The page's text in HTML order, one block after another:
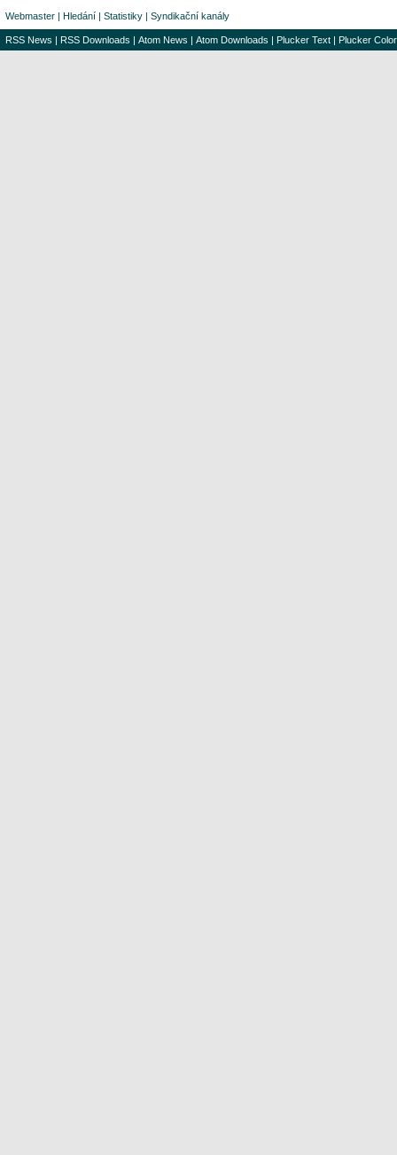
Webmaster | Hledání | Statistiky | Syndikační kanály
RSS News | RSS Downloads | Atom News | Atom Downloads | Plucker Text | Plucker Color